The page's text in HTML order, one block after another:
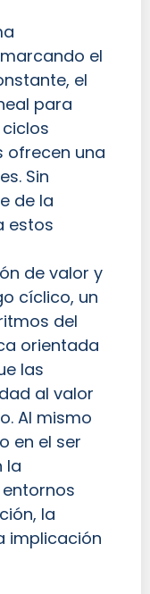
el
el
para
ofrecen una
Sin
de la
estos
de valor y
cíclico, un
del
orientada
las
al valor
Al mismo
en el ser
la
la
implicación